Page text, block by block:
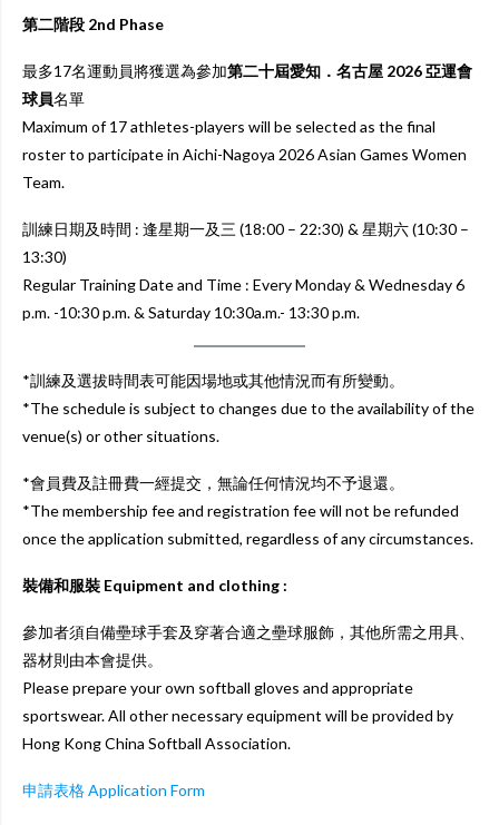
第二階段 2nd Phase
最多17名運動員將獲選為參加第二十屆愛知．名古屋 2026亞運會
球員名單
Maximum of 17 athletes-players will be selected as the final
roster to participate in Aichi-Nagoya 2026 Asian Games Women
Team.
訓練日期及時間 : 逢星期一及三 (18:00 – 22:30) & 星期六 (10:30 –
13:30)
Regular Training Date and Time : Every Monday & Wednesday 6
p.m. -10:30 p.m. & Saturday 10:30a.m.- 13:30 p.m.
*訓練及選拔時間表可能因場地或其他情況而有所變動。
*The schedule is subject to changes due to the availability of the
venue(s) or other situations.
*會員費及註冊費一經提交，無論任何情況均不予退還。
*The membership fee and registration fee will not be refunded
once the application submitted, regardless of any circumstances.
裝備和服裝 Equipment and clothing :
參加者須自備壘球手套及穿著合適之壘球服飾，其他所需之用具、
器材則由本會提供。
Please prepare your own softball gloves and appropriate
sportswear. All other necessary equipment will be provided by
Hong Kong China Softball Association.
申請表格 Application Form